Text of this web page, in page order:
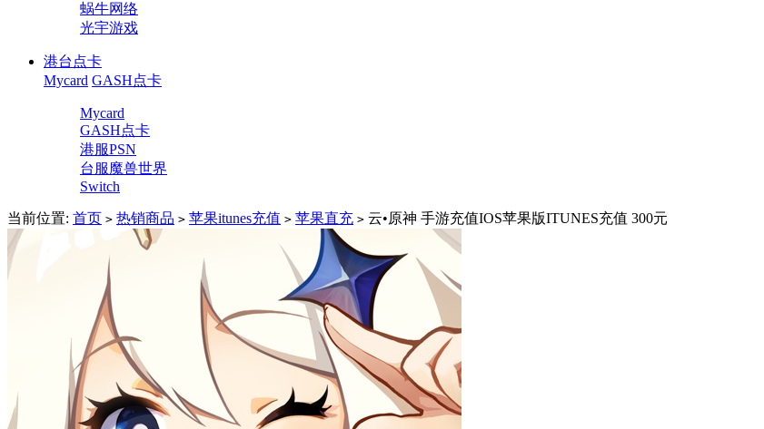
蜗牛网络
光宇游戏
港台点卡
Mycard GASH点卡
Mycard
GASH点卡
港服PSN
台服魔兽世界
Switch
当前位置: 首页 > 热销商品 > 苹果itunes充值 > 苹果直充 > 云•原神 手游充值IOS苹果版ITUNES充值 300元